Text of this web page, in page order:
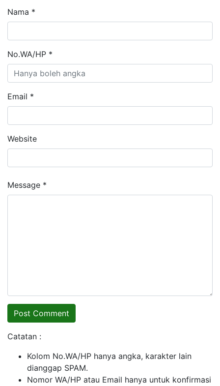
Nama *
No.WA/HP *
Email *
Website
Message *
Catatan :
Kolom No.WA/HP hanya angka, karakter lain
dianggap SPAM.
Nomor WA/HP atau Email hanya untuk konfirmasi